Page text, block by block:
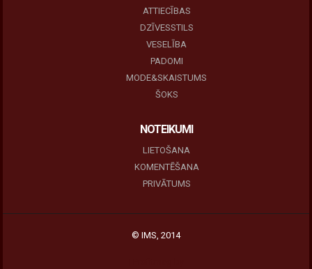
ATTIECĪBAS
DZĪVESSTILS
VESELĪBA
PADOMI
MODE&SKAISTUMS
ŠOKS
NOTEIKUMI
LIETOŠANA
KOMENTĒŠANA
PRIVĀTUMS
© IMS, 2014